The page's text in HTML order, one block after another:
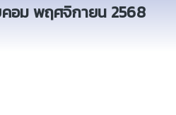
อม พฤศจิกายน 2568